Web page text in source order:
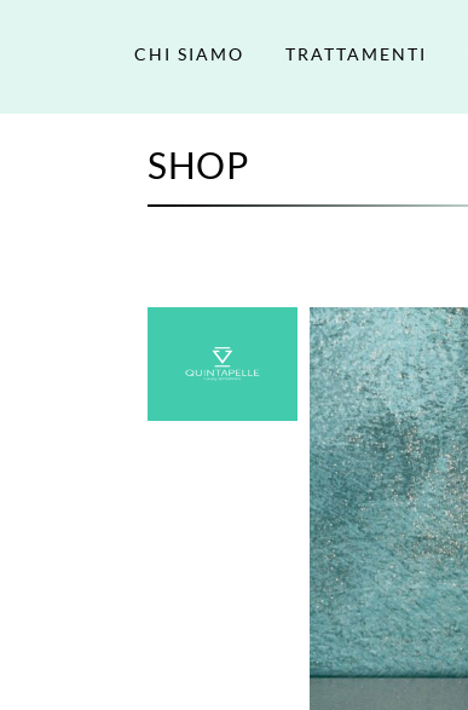
CHI SIAMO TRATTAMENTI
SHOP